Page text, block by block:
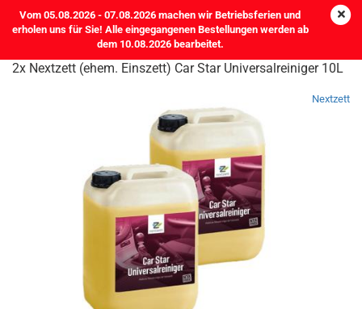
Vom 05.08.2026 - 07.08.2026 machen wir Betriebsferien und
erholen uns für Sie! Alle eingegangenen Bestellungen werden ab
dem 10.08.2026 bearbeitet.
2x Nextzett (ehem. Einszett) Car Star Universalreiniger 10L
Nextzett